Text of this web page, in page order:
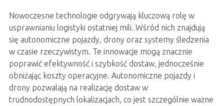
Nowoczesne technologie odgrywają kluczową rolę w
usprawnianiu logistyki ostatniej mili. Wśród nich znajdują
się autonomiczne pojazdy, drony oraz systemy śledzenia
w czasie rzeczywistym. Te innowacje mogą znacznie
poprawić efektywność i szybkość dostaw, jednocześnie
obniżając koszty operacyjne. Autonomiczne pojazdy i
drony pozwalają na realizację dostaw w
trudnodostępnych lokalizacjach, co jest szczególnie ważne